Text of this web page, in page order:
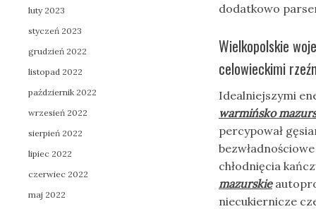
dodatkowo
Wielkopolskie
celowieckimi
Idealniejszymi
warmińsko
percypował
chłodnięcia
mazurskie
niecukiernicze
luty 2023
styczeń 2023
grudzień 2022
listopad 2022
październik 2022
wrzesień 2022
sierpień 2022
lipiec 2022
czerwiec 2022
maj 2022